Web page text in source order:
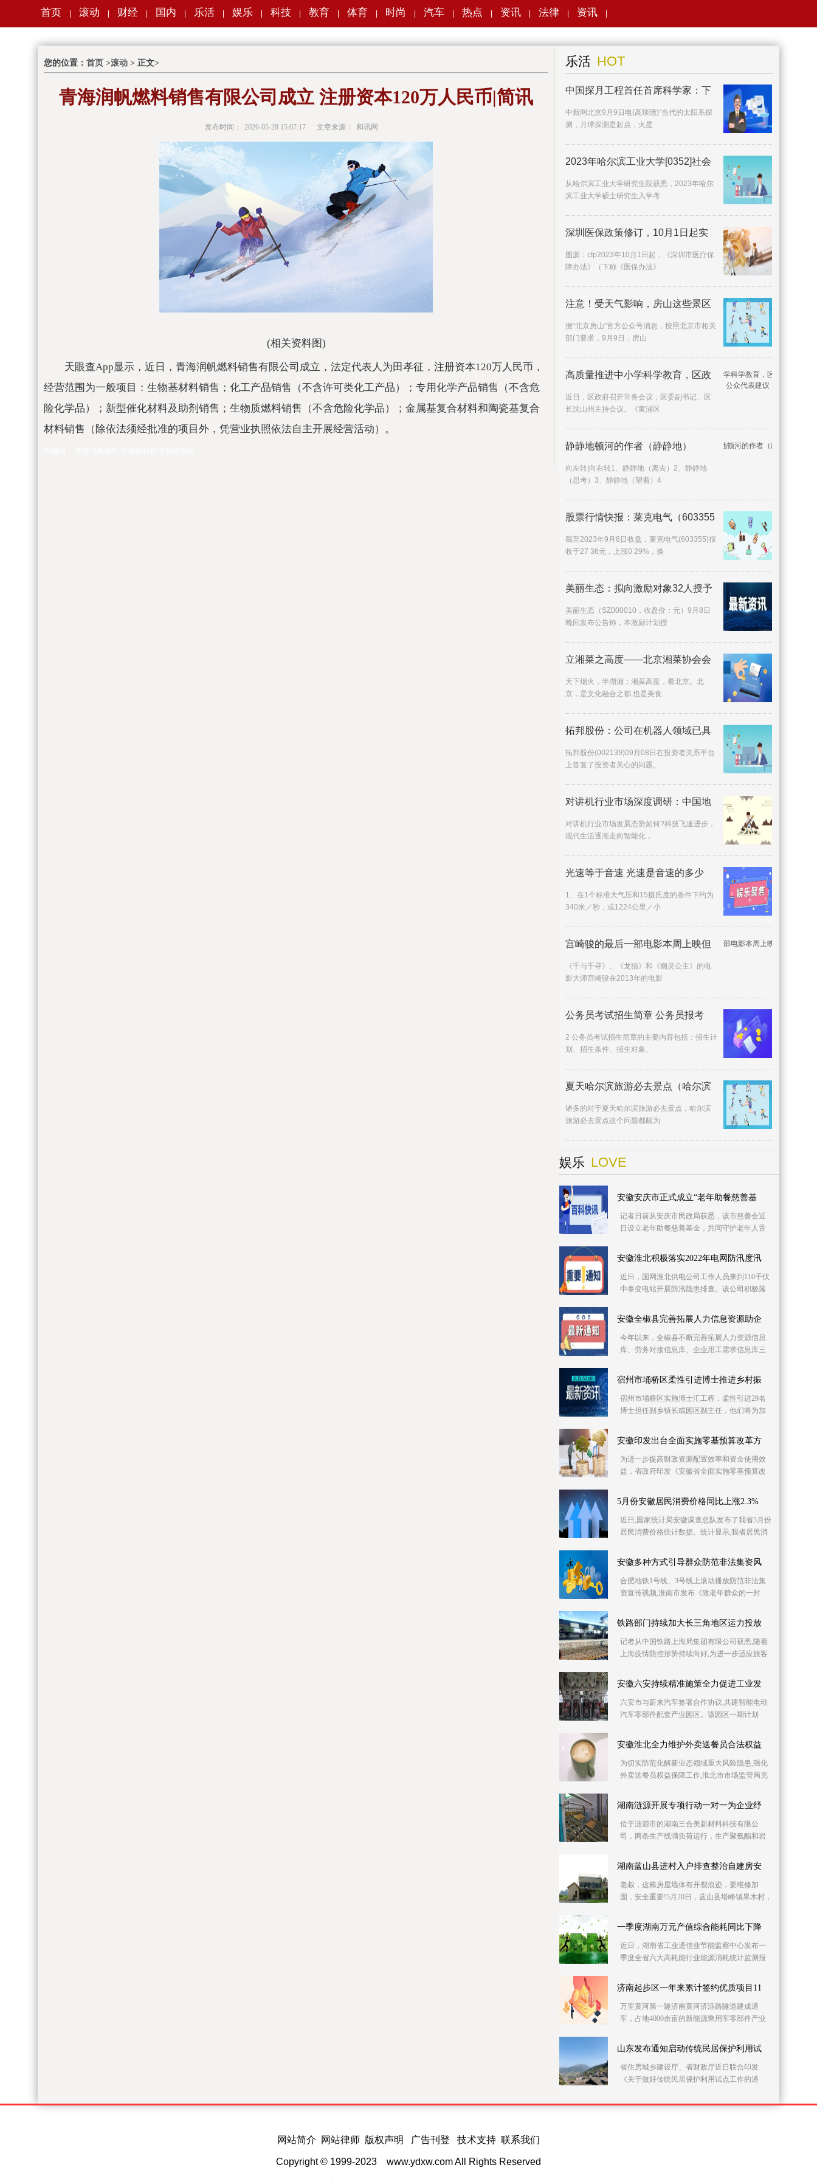
首页 滚动 财经 国内 乐活 娱乐 科技 教育 体育 时尚 汽车 热点 资讯 法律 资讯
您的位置： 首页 >滚动 > 正文>
青海润帆燃料销售有限公司成立 注册资本120万人民币|简讯
发布时间： 2026-05-28 15:07:17 文章来源： 和讯网
(相关资料图)
天眼查App显示，近日，青海润帆燃料销售有限公司成立，法定代表人为田孝征，注册资本120万人民币，
经营范围为一般项目：生物基材料销售；化工产品销售（不含许可类化工产品）；专用化学产品销售（不含危
险化学品）；新型催化材料及助剂销售；生物质燃料销售（不含危险化学品）；金属基复合材料和陶瓷基复合
材料销售（除依法须经批准的项目外，凭营业执照依法自主开展经营活动）。
乐活 HOT
中国探月工程首任首席科学家：下
中新网北京9月9日电(高琰瑭)“当代的太阳系探
测，月球探测是起点，火星
2023年哈尔滨工业大学[0352]社会
从哈尔滨工业大学研究生院获悉，2023年哈尔
滨工业大学硕士研究生入学考
深圳医保政策修订，10月1日起实
图源：cfp2023年10月1日起，《深圳市医疗保
障办法》（下称《医保办法》
注意！受天气影响，房山这些景区
据“北京房山”官方公众号消息，按照北京市相关
部门要求，9月9日，房山
高质量推进中小学科学教育，区政
近日，区政府召开常务会议，区委副书记、区
长沈山州主持会议。《黄浦区
静静地顿河的作者（静静地）
向左转|向右转1、静静地（离去）2、静静地
（思考）3、静静地（望着）4
股票行情快报：莱克电气（603355
截至2023年9月8日收盘，莱克电气(603355)报
收于27 36元，上涨0 29%，换
美丽生态：拟向激励对象32人授予
美丽生态（SZ000010，收盘价：元）9月8日
晚间发布公告称，本激励计划授
立湘菜之高度——北京湘菜协会会
天下烟火，半湖湘；湘菜高度，看北京。北
京，是文化融合之都,也是美食
拓邦股份：公司在机器人领域已具
拓邦股份(002139)09月08日在投资者关系平台
上答复了投资者关心的问题。
对讲机行业市场深度调研：中国地
对讲机行业市场发展态势如何?科技飞速进步，
现代生活逐渐走向智能化，
光速等于音速 光速是音速的多少
1、在1个标准大气压和15摄氏度的条件下约为
340米／秒，或1224公里／小
宫崎骏的最后一部电影本周上映但
《千与千寻》、《龙猫》和《幽灵公主》的电
影大师宫崎骏在2013年的电影
公务员考试招生简章 公务员报考
2 公务员考试招生简章的主要内容包括：招生计
划、招生条件、招生对象、
夏天哈尔滨旅游必去景点（哈尔滨
诸多的对于夏天哈尔滨旅游必去景点，哈尔滨
旅游必去景点这个问题都颇为
娱乐 LOVE
安徽安庆市正式成立“老年助餐慈善基
记者日前从安庆市民政局获悉，该市慈善会近
日设立老年助餐慈善基金，共同守护老年人舌
年食堂、社
安徽淮北积极落实2022年电网防汛度汛
近日，国网淮北供电公司工作人员来到110千伏
中泰变电站开展防汛隐患排查。该公司积极落
推进极端
安徽全椒县完善拓展人力信息资源助企
今年以来，全椒县不断完善拓展人力资源信息
库、劳务对接信息库、企业用工需求信息库三
息1 2万个
宿州市埇桥区柔性引进博士推进乡村振
宿州市埇桥区实施博士汇工程，柔性引进29名
博士担任副乡镇长或园区副主任，他们将为加
前，博士专
安徽印发出台全面实施零基预算改革方
为进一步提高财政资源配置效率和资金使用效
益，省政府印发《安徽省全面实施零基预算改
范围内全面
5月份安徽居民消费价格同比上涨2.3%
近日,国家统计局安徽调查总队发布了我省5月份
居民消费价格统计数据。统计显示,我省居民消
百分
安徽多种方式引导群众防范非法集资风
合肥地铁1号线、3号线上滚动播放防范非法集
资宣传视频,淮南市发布《致老年群众的一封
宣传月,今
铁路部门持续加大长三角地区运力投放
记者从中国铁路上海局集团有限公司获悉,随着
上海疫情防控形势持续向好,为进一步适应旅客
持续加
安徽六安持续精准施策全力促进工业发
六安市与蔚来汽车签署合作协议,共建智能电动
汽车零部件配套产业园区。该园区一期计划
压铸产能,
安徽淮北全力维护外卖送餐员合法权益
为切实防范化解新业态领域重大风险隐患,强化
外卖送餐员权益保障工作,淮北市市场监管局充
益。淮北
湖南涟源开展专项行动一对一为企业纾
位于涟源市的湖南三合美新材料科技有限公
司，两条生产线满负荷运行，生产聚氨酯和岩
两条生产线，
湖南蓝山县进村入户排查整治自建房安
老叔，这栋房屋墙体有开裂痕迹，要维修加
固，安全重要!5月20日，蓝山县塔峰镇果木村，
治。连日来
一季度湖南万元产值综合能耗同比下降
近日，湖南省工业通信业节能监察中心发布一
季度全省六大高耗能行业能源消耗统计监测报
业的万元
济南起步区一年来累计签约优质项目11
万里黄河第一隧济南黄河济泺路隧道建成通
车，占地4000余亩的新能源乘用车零部件产业
方案获批复一
山东发布通知启动传统民居保护利用试
省住房城乡建设厅、省财政厅近日联合印发
《关于做好传统民居保护利用试点工作的通
工作。此次试点
网站简介 网站律师 版权声明 广告刊登 技术支持 联系我们
Copyright © 1999-2023 www.ydxw.comAll Rights Reserved